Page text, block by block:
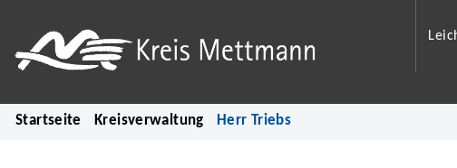
Startseite Kreisverwaltung Herr Triebs